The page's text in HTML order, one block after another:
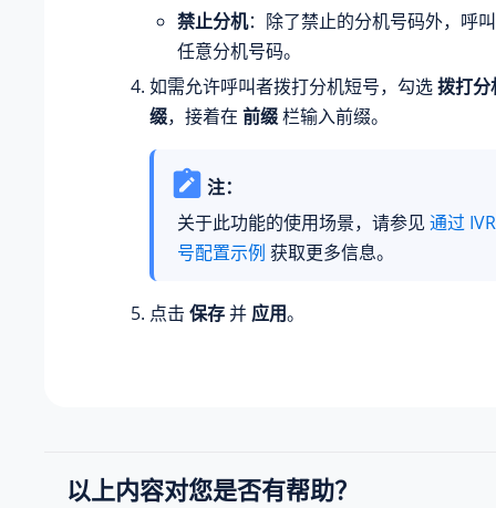
禁止分机：除了禁止的分机号码外，呼
任意分机号码。
如需允许呼叫者拨打分机短号，勾选拨打分
缀，接着在 前缀栏输入前缀。
注：
关于此功能的使用场景，请参见 通过
号配置示例 获取更多信息。
点击 保存并 应用。
以上内容对您是否有帮助？